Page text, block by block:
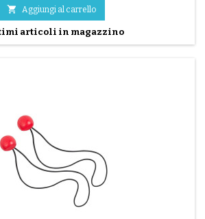
 Aggiungi al carrello
articoli in magazzino